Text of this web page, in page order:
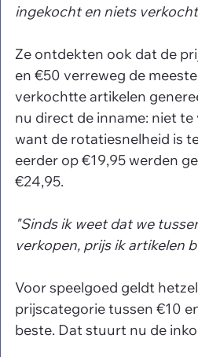
ingekocht en niets
Ze ontdekten ook dat de
en €50 verreweg de
verkochtte artikelen
nu direct de inname: niet te
want de rotatiesnelheid is
eerder op €19,95 werden
€24,95.
"Sinds ik weet dat we
verkopen, prijs ik artikelen
Voor speelgoed geldt
prijscategorie tussen €10
beste. Dat stuurt nu de